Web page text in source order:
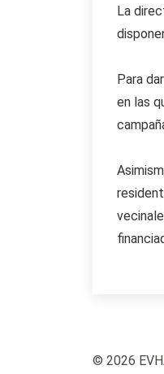
La
Para
en las
© 2026